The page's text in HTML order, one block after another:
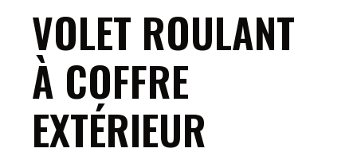
VOLET ROULANT
À COFFRE
EXTÉRIEUR